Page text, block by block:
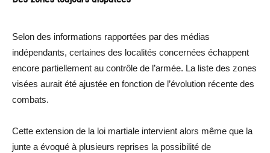
Selon des informations rapportées par des médias
indépendants, certaines des localités concernées échappent
encore partiellement au contrôle de l’armée. La liste des zones
visées aurait été ajustée en fonction de l’évolution récente des
combats.
Cette extension de la loi martiale intervient alors même que la
junte a évoqué à plusieurs reprises la possibilité de